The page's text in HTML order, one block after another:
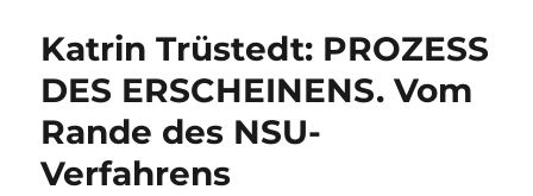
Katrin Trüstedt: PROZESS
DES ERSCHEINENS. Vom
Rande des NSU-
Verfahrens